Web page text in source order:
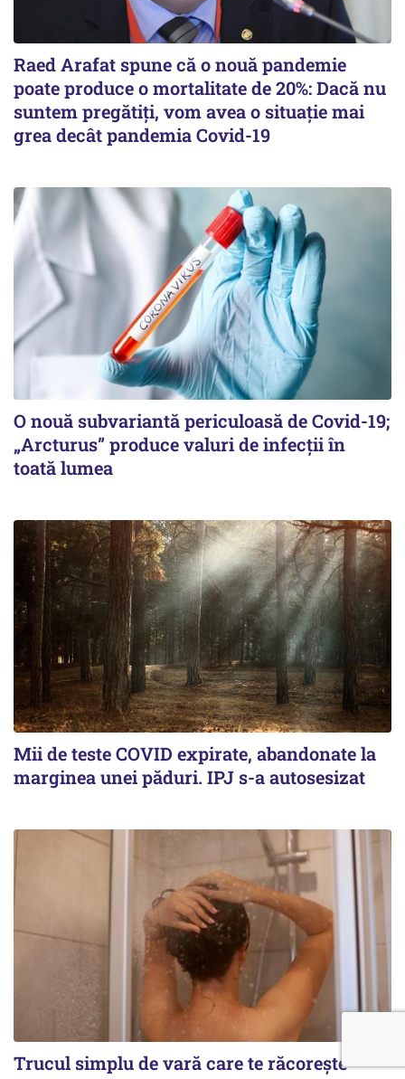
Raed Arafat spune că o nouă pandemie
poate produce o mortalitate de 20%: Dacă nu
suntem pregătiți, vom avea o situație mai
grea decât pandemia Covid-19
O nouă subvariantă periculoasă de Covid-19;
„Arcturus” produce valuri de infecții în
toată lumea
Mii de teste COVID expirate, abandonate la
marginea unei păduri. IPJ s-a autosesizat
Trucul simplu de vară care te răcorește